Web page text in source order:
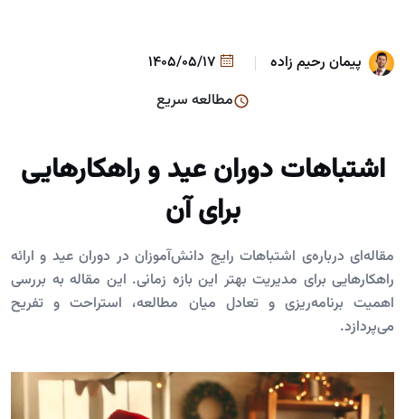
پیمان رحیم زاده
مطالعه سریع
اشتباهات دوران عید و راهکارهایی
برای آن
مقاله‌ای درباره‌ی اشتباهات رایج دانش‌آموزان در دوران عید و ارائه
راهکارهایی برای مدیریت بهتر این بازه زمانی. این مقاله به بررسی
اهمیت برنامه‌ریزی و تعادل میان مطالعه، استراحت و تفریح
می‌پردازد.